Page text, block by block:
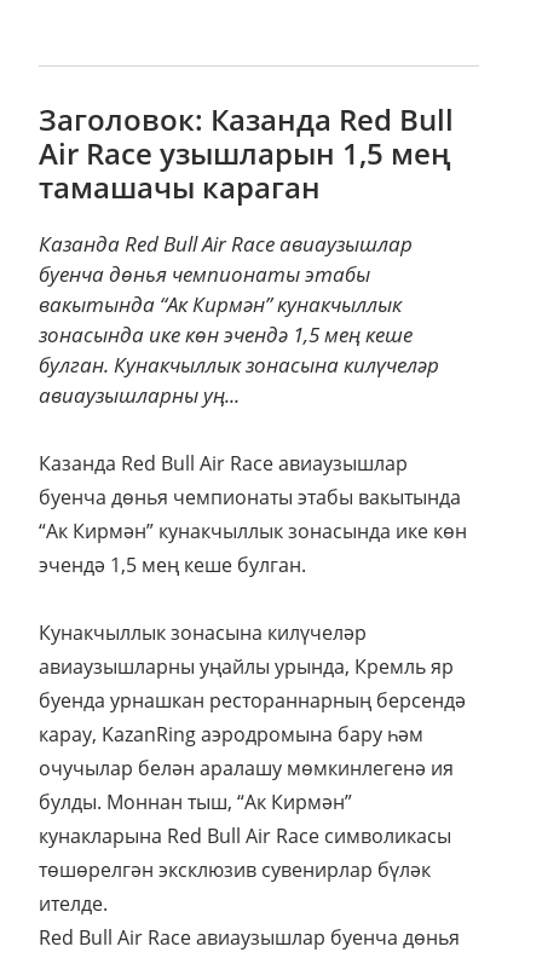
Заголовок: Казанда Red Bull
Air Race узышларын 1,5 мең
тамашачы караган
Казанда Red Bull Air Race авиаузышлар
буенча дөнья чемпионаты этабы
вакытында “Ак Кирмән” кунакчыллык
зонасында ике көн эчендә 1,5 мең кеше
булган. Кунакчыллык зонасына килүчеләр
авиаузышларны уң...
Казанда Red Bull Air Race авиаузышлар
буенча дөнья чемпионаты этабы вакытында
“Ак Кирмән” кунакчыллык зонасында ике көн
эчендә 1,5 мең кеше булган.
Кунакчыллык зонасына килүчеләр
авиаузышларны уңайлы урында, Кремль яр
буенда урнашкан рестораннарның берсендә
карау, KazanRing аэродромына бару һәм
очучылар белән аралашу мөмкинлегенә ия
булды. Моннан тыш, “Ак Кирмән”
кунакларына Red Bull Air Race символикасы
төшөрелгән эксклюзив сувенирлар бүләк
ителде.
Red Bull Air Race авиаузышлар буенча дөнья